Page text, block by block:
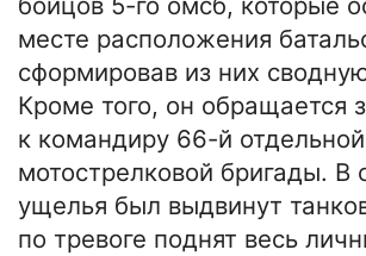
месте расположения
сформировав из них
Кроме того, он обращается
к командиру 66-й отдельной
мотострелковой бригады. В
ущелья был выдвинут
по тревоге поднят весь